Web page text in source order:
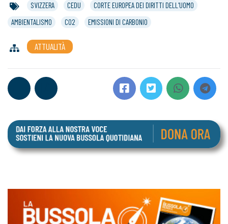
SVIZZERA CEDU
CORTE EUROPEA DEI DIRITTI DELL'UOMO
AMBIENTALISMO
CO2 EMISSIONI DI CARBONIO
ATTUALITÀ